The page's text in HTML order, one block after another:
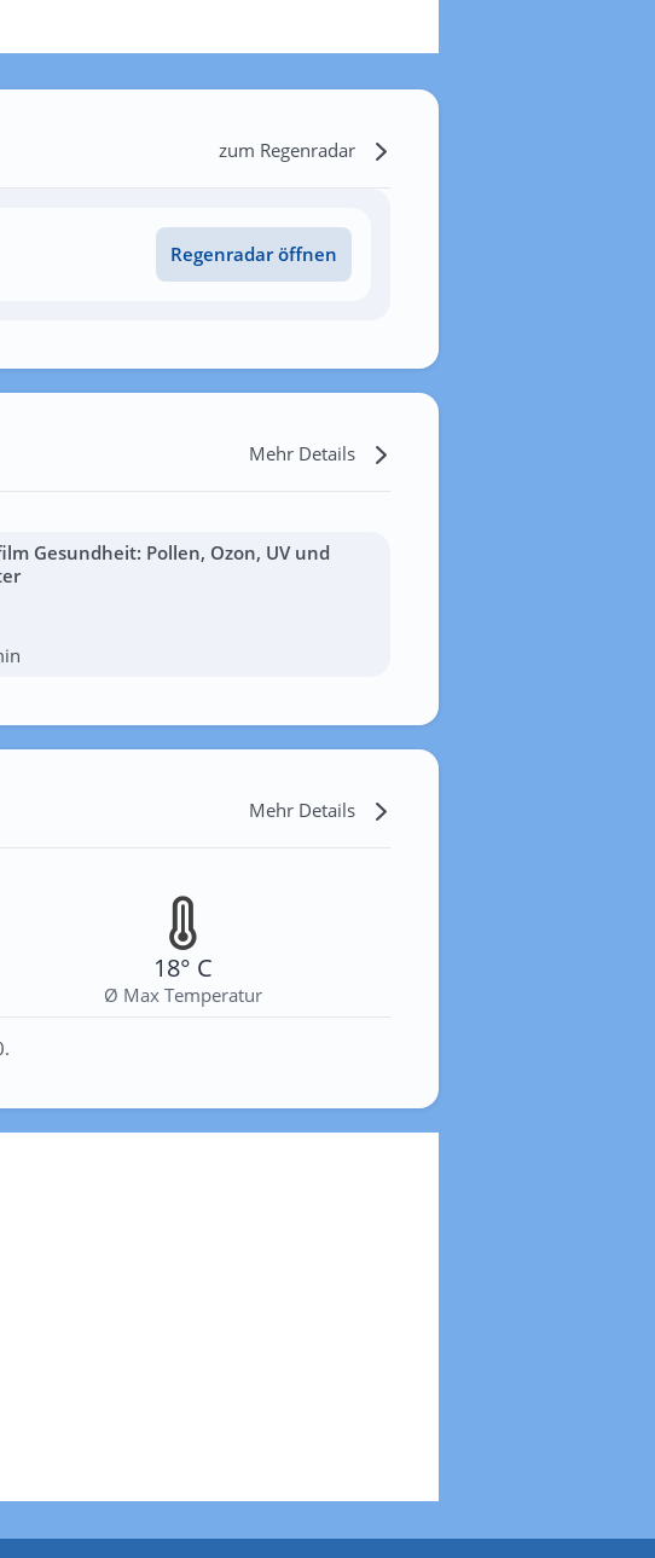
zum Regenradar
Regenradar öffnen
Mehr Details
Gesundheit: Pollen, Ozon, UV und
Mehr Details
18° C
Ø Max Temperatur